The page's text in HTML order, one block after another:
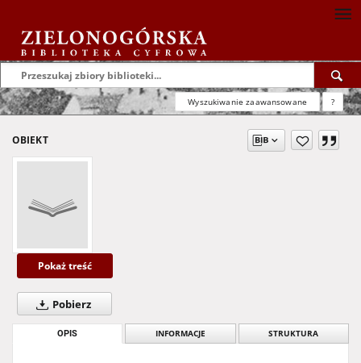
Wyszukiwanie zaawansowane ?
OBIEKT
Pokaż treść
Pobierz
OPIS INFORMACJE STRUKTURA